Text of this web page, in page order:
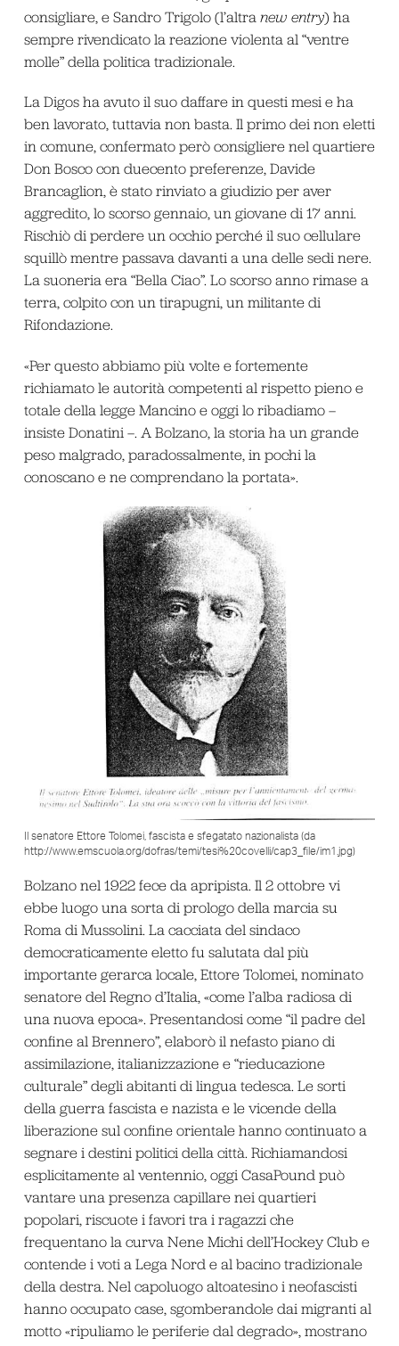
consigliare, e Sandro Trigolo (l’altra new entry) ha
sempre rivendicato la reazione violenta al “ventre
molle” della politica tradizionale.
La Digos ha avuto il suo daffare in questi mesi e ha
ben lavorato, tuttavia non basta. Il primo dei non eletti
in comune, confermato però consigliere nel quartiere
Don Bosco con duecento preferenze, Davide
Brancaglion, è stato rinviato a giudizio per aver
aggredito, lo scorso gennaio, un giovane di 17 anni.
Rischiò di perdere un occhio perché il suo cellulare
squillò mentre passava davanti a una delle sedi nere.
La suoneria era “Bella Ciao”. Lo scorso anno rimase a
terra, colpito con un tirapugni, un militante di
Rifondazione.
«Per questo abbiamo più volte e fortemente
richiamato le autorità competenti al rispetto pieno e
totale della legge Mancino e oggi lo ribadiamo –
insiste Donatini –. A Bolzano, la storia ha un grande
peso malgrado, paradossalmente, in pochi la
conoscano e ne comprendano la portata».
Il senatore Ettore Tolomei, fascista e sfegatato nazionalista (da
http://www.emscuola.org/dofras/temi/tesi%20covelli/cap3_file/im1.jpg)
Bolzano nel 1922 fece da apripista. Il 2 ottobre vi
ebbe luogo una sorta di prologo della marcia su
Roma di Mussolini. La cacciata del sindaco
democraticamente eletto fu salutata dal più
importante gerarca locale, Ettore Tolomei, nominato
senatore del Regno d’Italia, «come l’alba radiosa di
una nuova epoca». Presentandosi come “il padre del
confine al Brennero”, elaborò il nefasto piano di
assimilazione, italianizzazione e “rieducazione
culturale” degli abitanti di lingua tedesca. Le sorti
della guerra fascista e nazista e le vicende della
liberazione sul confine orientale hanno continuato a
segnare i destini politici della città. Richiamandosi
esplicitamente al ventennio, oggi CasaPound può
vantare una presenza capillare nei quartieri
popolari, riscuote i favori tra i ragazzi che
frequentano la curva Nene Michi dell’Hockey Club e
contende i voti a Lega Nord e al bacino tradizionale
della destra. Nel capoluogo altoatesino i neofascisti
hanno occupato case, sgomberandole dai migranti al
motto «ripuliamo le periferie dal degrado», mostrano